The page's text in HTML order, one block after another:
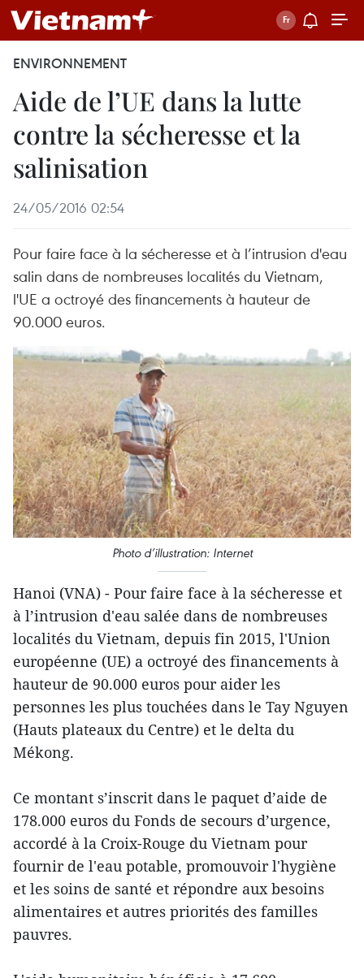
ENVIRONNEMENT
Aide de l’UE dans la lutte
contre la sécheresse et la
salinisation
24/05/2016 02:54
Pour faire face à la sécheresse et à l’intrusion d'eau
salin dans de nombreuses localités du Vietnam,
l'UE a octroyé des financements à hauteur de
90.000 euros.
Photo d’illustration​: Internet
Hanoi (VNA) - Pour faire face à la sécheresse et
à l’intrusion d'eau salée dans de nombreuses
localités du Vietnam, depuis fin 2015, l'Union
européenne (UE) a octroyé des financements à
hauteur de 90.000 euros pour aider les
personnes les plus touchées ​dans le Tay Nguyen
(Hauts plateaux du Centre) et le delta du
Mékong.
Ce montant s’inscrit dans le paquet d’aide de
178.000 euros du Fonds de secours d’urgence,
accordé à la Croix-Rouge du Vietnam pour
fournir de l'eau potable, promouvoir l'hygiène
et ​les soins de santé et répondre aux besoins
alimentaires et autres priorités des familles
pauvres.